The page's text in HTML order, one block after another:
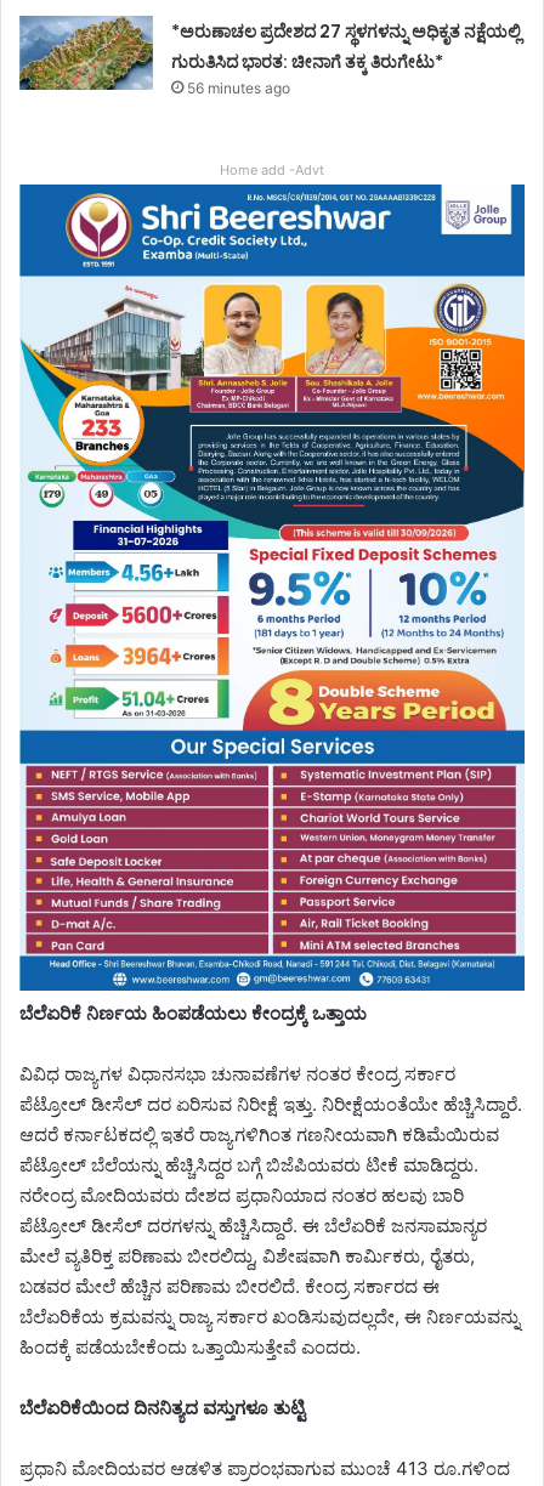
*ಅರುಣಾಚಲ ಪ್ರದೇಶದ 27 ಸ್ಥಳಗಳನ್ನು ಅಧಿಕೃತ ನಕ್ಷೆಯಲ್ಲಿ
ಗುರುತಿಸಿದ ಭಾರತ: ಚೀನಾಗೆ ತಕ್ಕ ತಿರುಗೇಟು*
56 minutes ago
Home add -Advt
ಬೆಲೆಏರಿಕೆ ನಿರ್ಣಯ ಹಿಂಪಡೆಯಲು ಕೇಂದ್ರಕ್ಕೆ ಒತ್ತಾಯ
ವಿವಿಧ ರಾಜ್ಯಗಳ ವಿಧಾನಸಭಾ ಚುನಾವಣೆಗಳ ನಂತರ ಕೇಂದ್ರ ಸರ್ಕಾರ
ಪೆಟ್ರೋಲ್ ಡೀಸೆಲ್ ದರ ಏರಿಸುವ ನಿರೀಕ್ಷೆ ಇತ್ತು.‌ ನಿರೀಕ್ಷೆಯಂತೆಯೇ ಹೆಚ್ಚಿಸಿದ್ದಾರೆ.
ಆದರೆ ಕರ್ನಾಟಕದಲ್ಲಿ ಇತರೆ ರಾಜ್ಯಗಳಿಗಿಂತ ಗಣನೀಯವಾಗಿ ಕಡಿಮೆಯಿರುವ
ಪೆಟ್ರೋಲ್ ಬೆಲೆಯನ್ನು ಹೆಚ್ಚಿಸಿದ್ದರ ಬಗ್ಗೆ ಬಿಜೆಪಿಯವರು ಟೀಕೆ ಮಾಡಿದ್ದರು.
ನರೇಂದ್ರ ಮೋದಿಯವರು ದೇಶದ ಪ್ರಧಾನಿಯಾದ ನಂತರ ಹಲವು ಬಾರಿ
ಪೆಟ್ರೋಲ್ ಡೀಸೆಲ್ ದರಗಳನ್ನು ಹೆಚ್ಚಿಸಿದ್ದಾರೆ. ಈ ಬೆಲೆಏರಿಕೆ ಜನಸಾಮಾನ್ಯರ
ಮೇಲೆ ವ್ಯತಿರಿಕ್ತ ಪರಿಣಾಮ ಬೀರಲಿದ್ದು, ವಿಶೇಷವಾಗಿ ಕಾರ್ಮಿಕರು, ರೈತರು,
ಬಡವರ ಮೇಲೆ ಹೆಚ್ಚಿನ ಪರಿಣಾಮ ಬೀರಲಿದೆ. ಕೇಂದ್ರ ಸರ್ಕಾರದ ಈ
ಬೆಲೆಏರಿಕೆಯ ಕ್ರಮವನ್ನು ರಾಜ್ಯ ಸರ್ಕಾರ ಖಂಡಿಸುವುದಲ್ಲದೇ, ಈ ನಿರ್ಣಯವನ್ನು
ಹಿಂದಕ್ಕೆ ಪಡೆಯಬೇಕೆಂದು ಒತ್ತಾಯಿಸುತ್ತೇವೆ ಎಂದರು.
ಬೆಲೆಏರಿಕೆಯಿಂದ ದಿನನಿತ್ಯದ ವಸ್ತುಗಳೂ ತುಟ್ಟಿ
ಪ್ರಧಾನಿ ಮೋದಿಯವರ ಆಡಳಿತ ಪ್ರಾರಂಭವಾಗುವ ಮುಂಚೆ 413 ರೂ.ಗಳಿಂದ